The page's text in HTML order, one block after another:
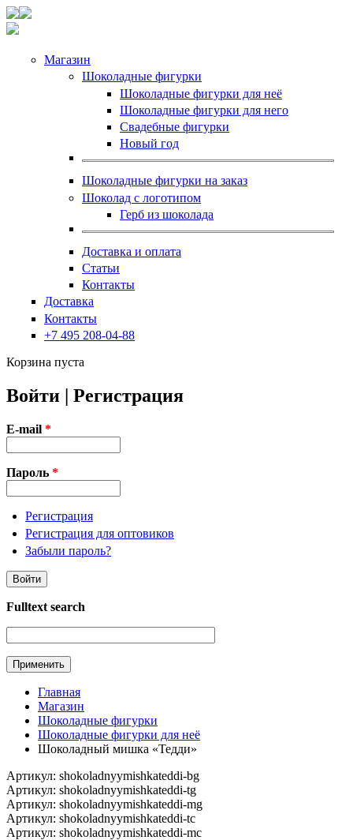
Магазин
Шоколадные фигурки
Шоколадные фигурки для неё
Шоколадные фигурки для него
Свадебные фигурки
Новый год
Шоколадные фигурки на заказ
Шоколад с логотипом
Герб из шоколада
Доставка и оплата
Статьи
Контакты
Доставка
Контакты
+7 495 208-04-88
Корзина пуста
Войти | Регистрация
E-mail *
Пароль *
Регистрация
Регистрация для оптовиков
Забыли пароль?
Fulltext search
Главная
Магазин
Шоколадные фигурки
Шоколадные фигурки для неё
Шоколадный мишка «Тедди»
Артикул: shokoladnyymishkateddi-bg
Артикул: shokoladnyymishkateddi-tg
Артикул: shokoladnyymishkateddi-mg
Артикул: shokoladnyymishkateddi-tc
Артикул: shokoladnyymishkateddi-mc